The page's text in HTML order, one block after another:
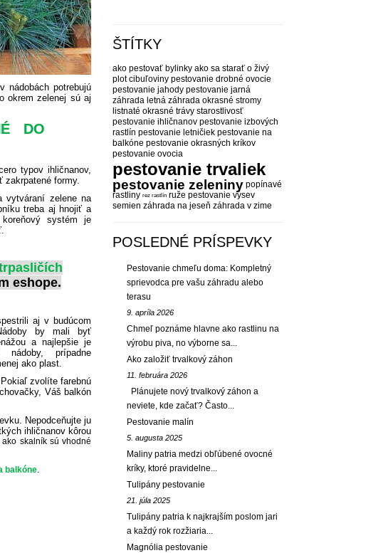
nádobách potrebujú
okrem zelenej sú aj
DO
typov ihličnanov,
formy.
vytváraní zelene na
treba aj hnojiť a
systém je
eshope.
aj v budúcom
by mali byť
a najlepšie je
nádoby, prípadne
ako plast.
zvolíte farebnú
Váš balkón
Nepodceňujte ju
ihličnanov kôrou
skalník sú vhodné
balkóne
ŠTÍTKY
ako pestovať bylinky ako sa starať o živý
plot cibuľoviny pestovanie drobné ovocie
pestovanie jahody pestovanie jarná
záhrada letná záhrada okrasné stromy
listnaté okrasné trávy starostlivosť
pestovanie ihličnanov pestovanie izbových
rastlín pestovanie letničiek pestovanie na
balkóne pestovanie okrasných kríkov
pestovanie ovocia
pestovanie trvaliek
pestovanie zeleniny popínavé
rastliny rez rastlín ruže pestovanie výsev
semien záhrada na jeseň záhrada v zime
POSLEDNÉ PRÍSPEVKY
Pestovanie chmeľu doma: Kompletný
sprievodca pre vašu záhradu alebo
terasu
9. apríla 2026
Chmeľ poznáme hlavne ako rastlinu na
výrobu piva, no výborne sa...
Ako založiť trvalkový záhon
11. februára 2026
Plánujete nový trvalkový záhon a
neviete, kde začať? Často...
Pestovanie malín
5. augusta 2025
Maliny patria medzi obľúbené ovocné
kríky, ktoré pravidelne...
Tulipány pestovanie
21. júla 2025
Tulipány patria k najkrajším poslom jari
a každý rok rozžiaria...
Magnólia pestovanie